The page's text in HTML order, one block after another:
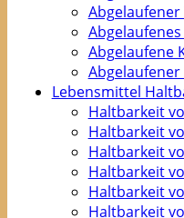
Abgelaufener
Abgelaufene
Lebensmittel
Haltbarkeit
Haltbarkeit
Haltbarkeit
Haltbarkeit
Haltbarkeit
Haltbarkeit